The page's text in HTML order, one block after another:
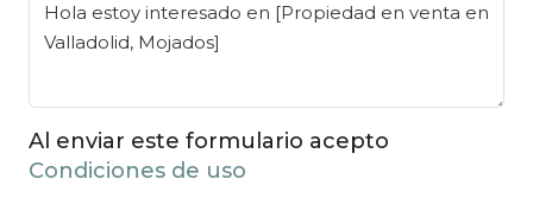
Al enviar este formulario acepto
Condiciones de uso